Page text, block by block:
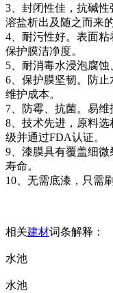
3、封闭性佳，抗碱
溶盐析出及随之而来
4、耐污性好。表面
保护膜洁净度。
5、耐消毒水浸泡腐蚀
6、保护膜坚韧。防
维护成本。
7、防霉、抗菌。易维
8、技术先进，原料
级并通过FDA认证。
9、漆膜具有覆盖细微
寿命。
10、无需底漆，只需
相关建材词条解释：
水池
水池